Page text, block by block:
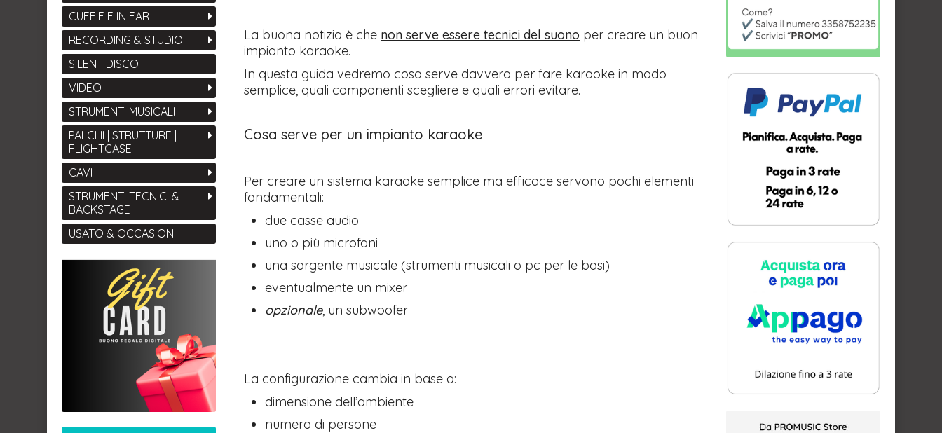
La buona notizia è che non serve essere tecnici del suono per creare un buon
impianto karaoke.
In questa guida vedremo cosa serve davvero per fare karaoke in modo
semplice, quali componenti scegliere e quali errori evitare.
Cosa serve per un impianto karaoke
Per creare un sistema karaoke semplice ma efficace servono pochi elementi
fondamentali:
due casse audio
uno o più microfoni
una sorgente musicale (strumenti musicali o pc per le basi)
eventualmente un mixer
opzionale, un subwoofer
La configurazione cambia in base a:
dimensione dell’ambiente
numero di persone
CUFFIE E IN EAR
RECORDING & STUDIO
SILENT DISCO
VIDEO
STRUMENTI MUSICALI
PALCHI | STRUTTURE |
FLIGHTCASE
CAVI
STRUMENTI TECNICI &
BACKSTAGE
USATO & OCCASIONI